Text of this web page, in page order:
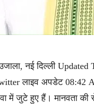
नई दिल्ली Updated
लाइव अपडेट
में जुटे हुए हैं। मानवता